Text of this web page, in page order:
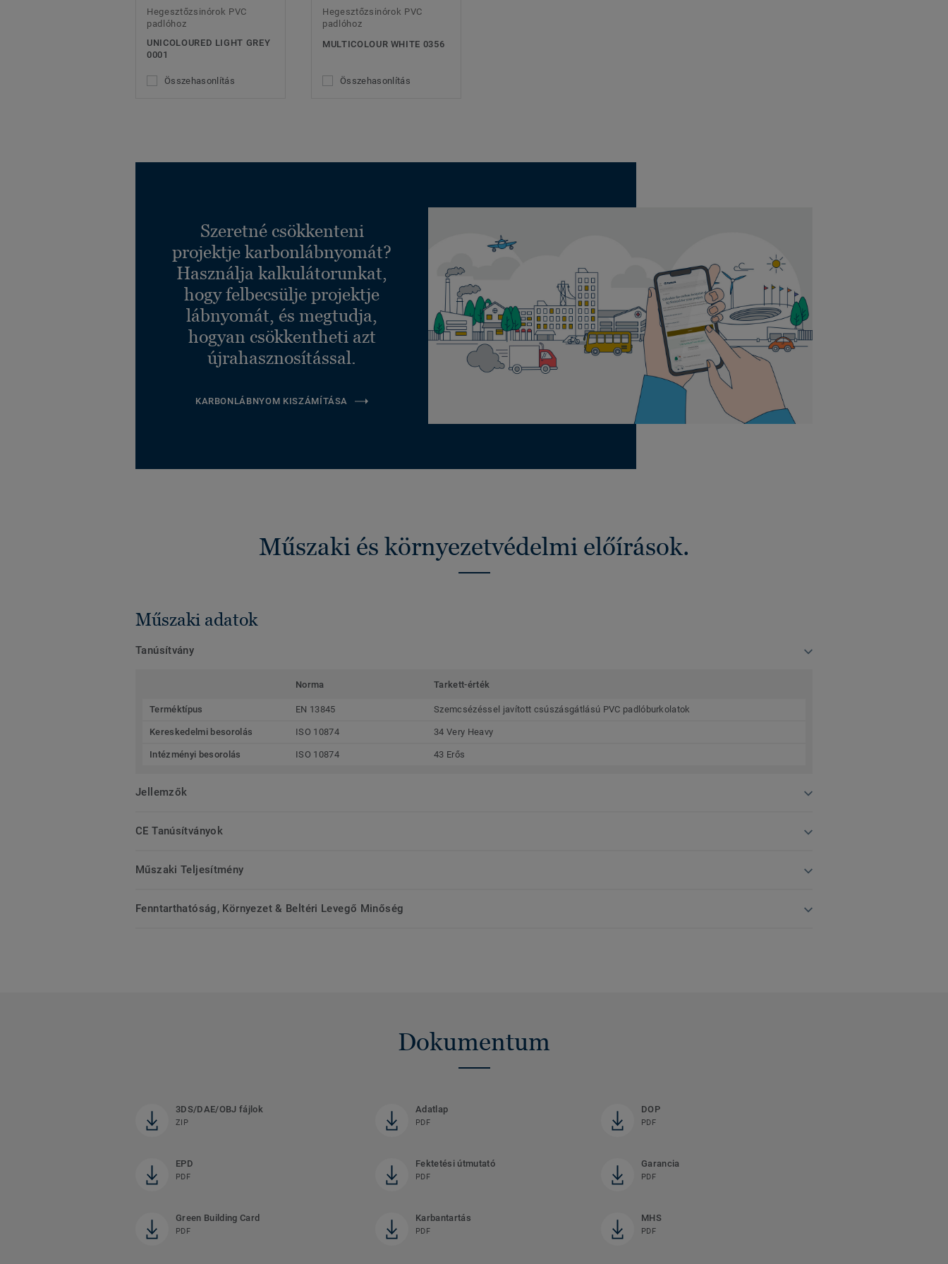
Hegesztőzsinórok PVC
padlóhoz
UNICOLOURED LIGHT GREY
0001
Összehasonlítás
Hegesztőzsinórok PVC
padlóhoz
MULTICOLOUR WHITE 0356
Összehasonlítás
Szeretné csökkenteni
projektje karbonlábnyomát?
Használja kalkulátorunkat,
hogy felbecsülje projektje
lábnyomát, és megtudja,
hogyan csökkentheti azt
újrahasznosítással.
KARBONLÁBNYOM KISZÁMÍTÁSA
Műszaki és környezetvédelmi előírások.
Műszaki adatok
Tanúsítvány
Norma Tarkett-érték
Terméktípus EN 13845 Szemcsézéssel javított csúszásgátlású PVC padlóburkolatok
Kereskedelmi besorolás ISO 10874 34 Very Heavy
Intézményi besorolás ISO 10874 43 Erős
Jellemzők
CE Tanúsítványok
Műszaki Teljesítmény
Fenntarthatóság, Környezet & Beltéri Levegő Minőség
Dokumentum
3DS/DAE/OBJ fájlok
ZIP
Adatlap
PDF
DOP
PDF
EPD
PDF
Fektetési útmutató
PDF
Garancia
PDF
Green Building Card
PDF
Karbantartás
PDF
MHS
PDF